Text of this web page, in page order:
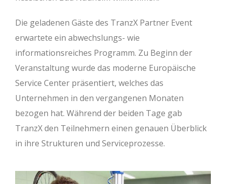
Die geladenen Gäste des TranzX Partner Event
erwartete ein abwechslungs- wie
informationsreiches Programm. Zu Beginn der
Veranstaltung wurde das moderne Europäische
Service Center präsentiert, welches das
Unternehmen in den vergangenen Monaten
bezogen hat. Während der beiden Tage gab
TranzX den Teilnehmern einen genauen Überblick
in ihre Strukturen und Serviceprozesse.